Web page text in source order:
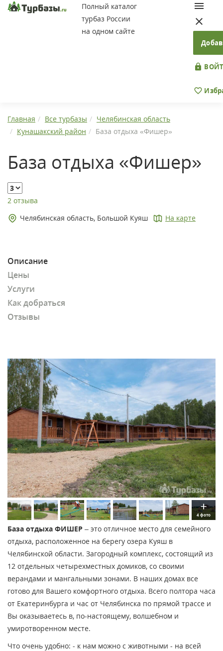
Полный каталог
турбаз России
на одном сайте
Главная Все турбазы
Челябинская область
Кунашакский район
База отдыха «Фишер»
База отдыха «Фишер»
2 отзыва
Челябинская область, Большой Куяш
На карте
Описание
Цены
Услуги
Как добраться
Отзывы
4 фото
База отдыха ФИШЕР – это отличное место для семейного
отдыха, расположенное на берегу озера Куяш в
Челябинской области. Загородный комплекс, состоящий из
12 отдельных четырехместных домиков, со своими
верандами и мангальными зонами. В наших домах все
готово для Вашего комфортного отдыха. Всего полтора часа
от Екатеринбурга и час от Челябинска по прямой трассе и
Вы оказываетесь в, по-настоящему, волшебном и
умиротворенном месте.
Что очень удобно: - к нам можно с животными - на всей